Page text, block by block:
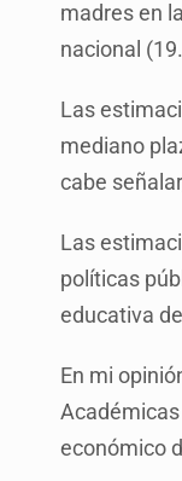
madres en
nacional
Las
mediano
cabe
Las
políticas
educativa
En mi
económico